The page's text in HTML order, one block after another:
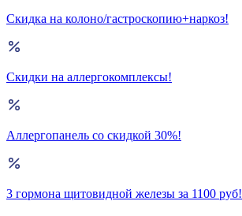
Скидка на колоно/гастроскопию+наркоз!
Скидки на аллергокомплексы!
Аллергопанель со скидкой 30%!
3 гормона щитовидной железы за 1100 руб!